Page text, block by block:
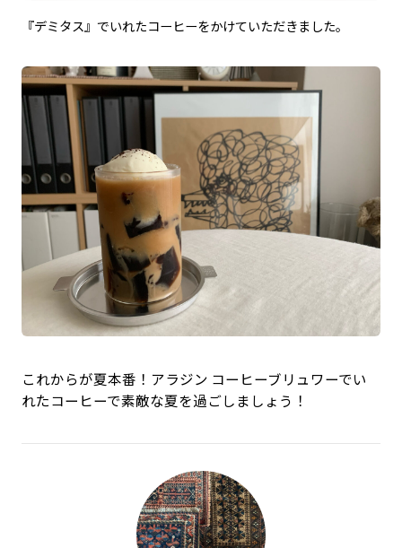
『デミタス』でいれたコーヒーをかけていただきました。
これからが夏本番！アラジン コーヒーブリュワーでい
れたコーヒーで素敵な夏を過ごしましょう！